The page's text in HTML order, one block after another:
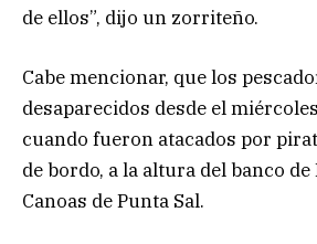
de ellos”, dijo un zorriteño.
Cabe mencionar, que los
desaparecidos desde el
cuando fueron atacados por
de bordo, a la altura del banco
Canoas de Punta Sal.